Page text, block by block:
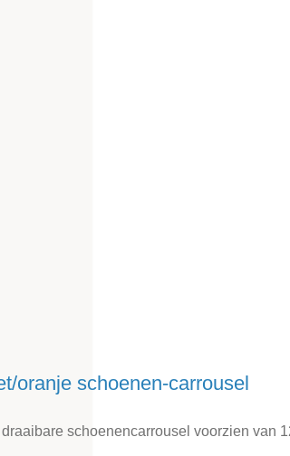
oranje schoenen-carrousel
schoenencarrousel voorzien van